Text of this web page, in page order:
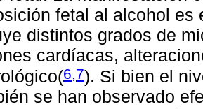
fetal al alcohol es
distintos grados de
cardíacas,
(6,7). Si bien el
se han observado